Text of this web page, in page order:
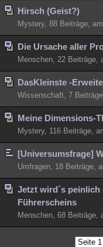
Hirsch (Geist?)
Mystery, 88 Beiträge,
Die Ursache aller
Menschen, 22 Beiträge,
DasKleinste -
Wissenschaft, 7
Meine Dimensions-
Mystery, 116 Beiträge,
[Universumsfrage]
Umfragen, 18 Beiträge,
Jetzt wird´s
Führerscheins
Menschen, 68 Beiträge,